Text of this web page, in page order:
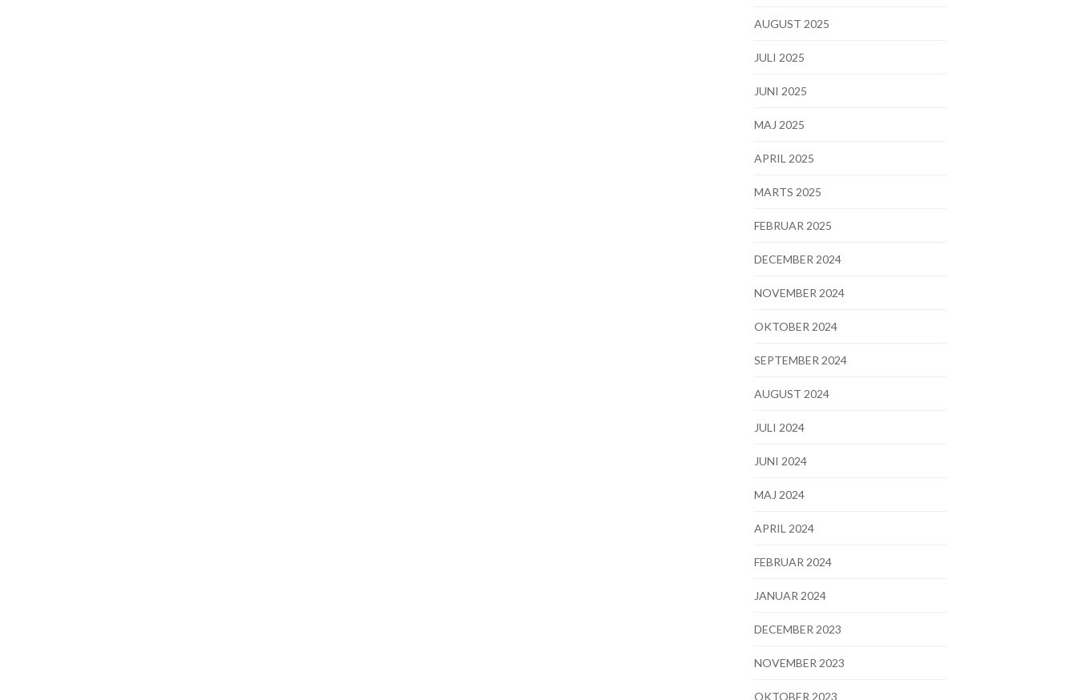
AUGUST 2025
JULI 2025
JUNI 2025
MAJ 2025
APRIL 2025
MARTS 2025
FEBRUAR 2025
DECEMBER 2024
NOVEMBER 2024
OKTOBER 2024
SEPTEMBER 2024
AUGUST 2024
JULI 2024
JUNI 2024
MAJ 2024
APRIL 2024
FEBRUAR 2024
JANUAR 2024
DECEMBER 2023
NOVEMBER 2023
OKTOBER 2023